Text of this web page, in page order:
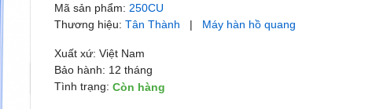
Mã sản phẩm: 250CU
Thương hiệu:Tân Thành | Máy hàn hồ quang
Xuất xứ: Việt Nam
Bảo hành: 12 tháng
Tình trạng:Còn hàng